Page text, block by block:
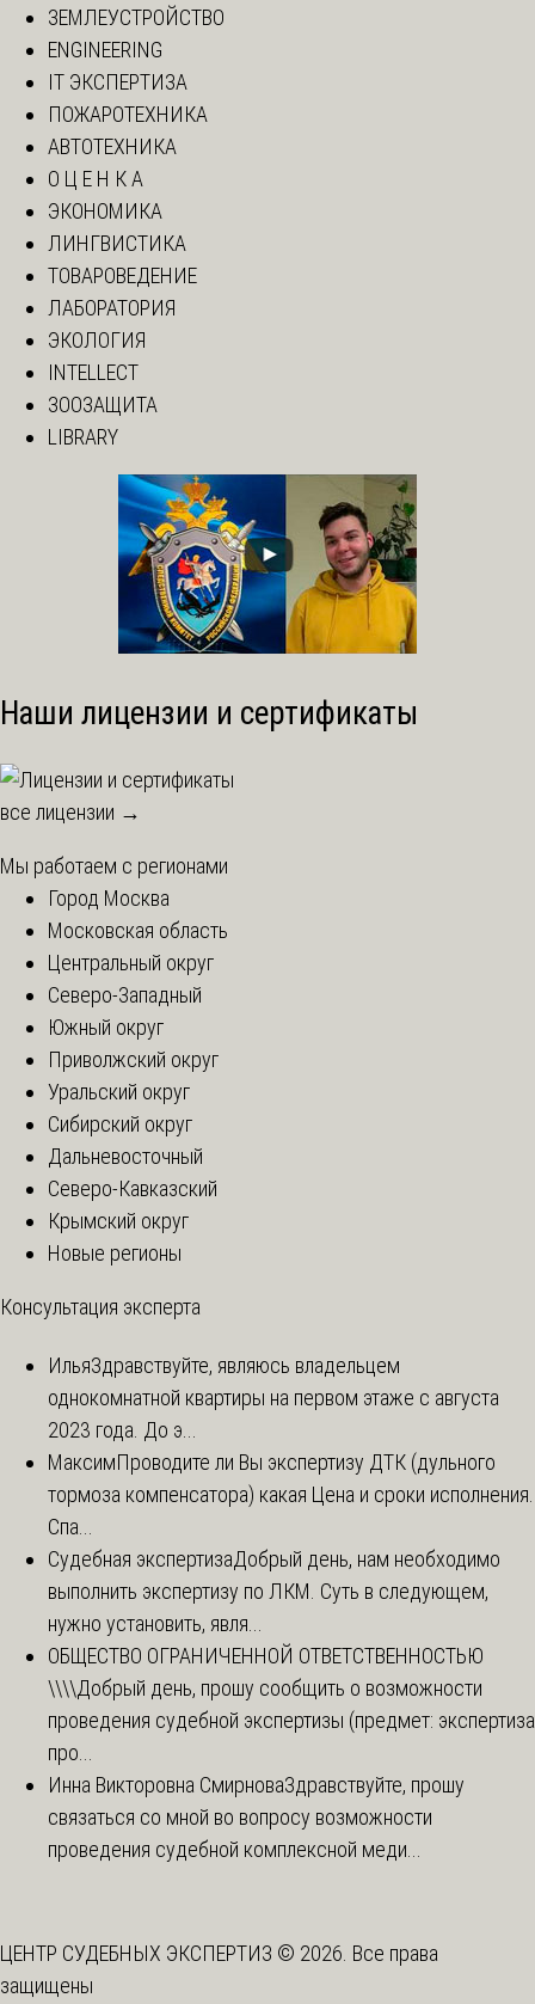
ЗЕМЛЕУСТРОЙСТВО
ENGINEERING
IT ЭКСПЕРТИЗА
ПОЖАРОТЕХНИКА
АВТОТЕХНИКА
О Ц Е Н К А
ЭКОНОМИКА
ЛИНГВИСТИКА
ТОВАРОВЕДЕНИЕ
ЛАБОРАТОРИЯ
ЭКОЛОГИЯ
INTELLECT
ЗООЗАЩИТА
LIBRARY
Наши лицензии и сертификаты
все лицензии →
Мы работаем с регионами
Город Москва
Московская область
Центральный округ
Северо-Западный
Южный округ
Приволжский округ
Уральский округ
Сибирский округ
Дальневосточный
Северо-Кавказский
Крымский округ
Новые регионы
Консультация эксперта
ИльяЗдравствуйте, являюсь владельцем
однокомнатной квартиры на первом этаже с августа
2023 года. До э...
МаксимПроводите ли Вы экспертизу ДТК (дульного
тормоза компенсатора) какая Цена и сроки исполнения.
Спа...
Судебная экспертизаДобрый день, нам необходимо
выполнить экспертизу по ЛКМ. Суть в следующем,
нужно установить, явля...
ОБЩЕСТВО ОГРАНИЧЕННОЙ ОТВЕТСТВЕННОСТЬЮ
\\\\Добрый день, прошу сообщить о возможности
проведения судебной экспертизы (предмет: экспертиза
про...
Инна Викторовна СмирноваЗдравствуйте, прошу
связаться со мной во вопросу возможности
проведения судебной комплексной меди...
ЦЕНТР СУДЕБНЫХ ЭКСПЕРТИЗ © 2026. Все права
защищены